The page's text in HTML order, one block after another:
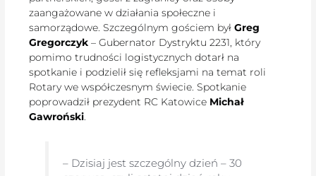
zaangażowane w działania społeczne i
samorządowe. Szczególnym gościem byłGreg
Gregorczyk– Gubernator Dystryktu 2231, który
pomimo trudności logistycznych dotarł na
spotkanie i podzielił się refleksjami na temat roli
Rotary we współczesnym świecie. Spotkanie
poprowadził prezydent RC Katowice Michał
Gawroński
– Dzisiaj jest szczególny dzień – 30